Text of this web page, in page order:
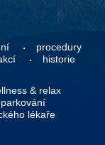
procedury
historie
& relax
parkování
lékaře